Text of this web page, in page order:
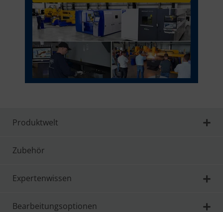
Produktwelt
Zubehör
Expertenwissen
Bearbeitungsoptionen